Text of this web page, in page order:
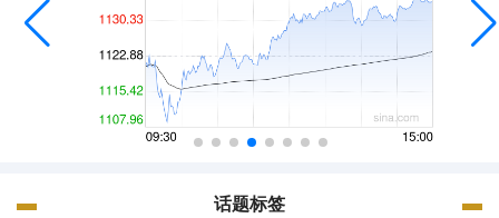
话题标签